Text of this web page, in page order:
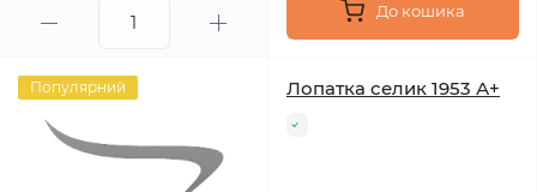
До кошика
Популярний Лопатка селик 1953 А+